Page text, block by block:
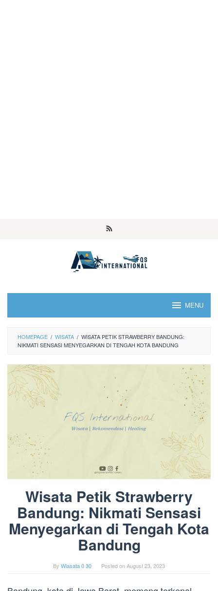
MENU
HOMEPAGE / WISATA / WISATA PETIK STRAWBERRY BANDUNG:
NIKMATI SENSASI MENYEGARKAN DI TENGAH KOTA BANDUNG
Wisata Petik Strawberry
Bandung: Nikmati Sensasi
Menyegarkan di Tengah Kota
Bandung
By Wiasata 0 30 Posted onAugust 23, 2023